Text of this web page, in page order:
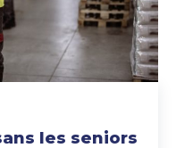
les seniors